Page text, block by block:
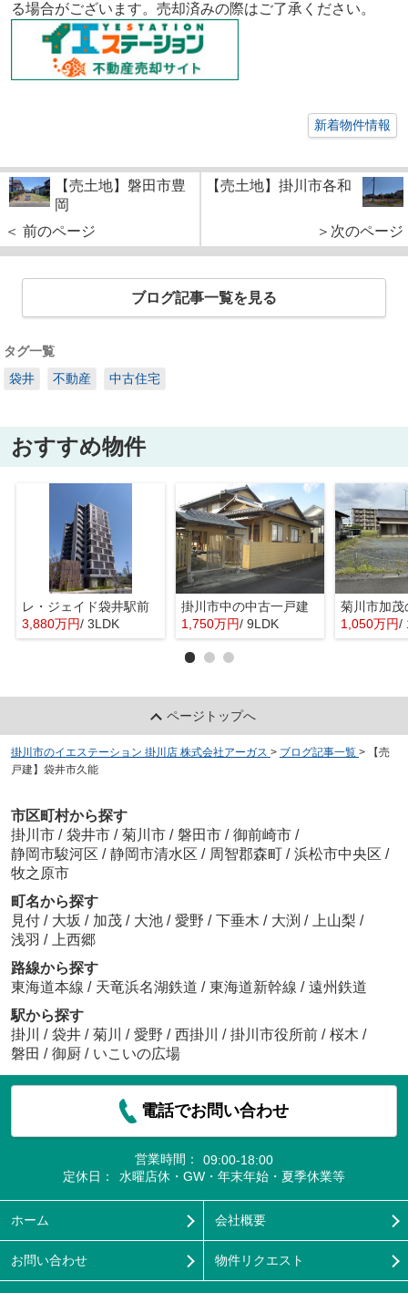
る場合がございます。売却済みの際はご了承ください。
新着物件情報
【売土地】磐田市豊
岡
＜ 前のページ
【売土地】掛川市各和
＞次のページ
ブログ記事一覧を見る
タグ一覧
袋井
不動産 中古住宅
おすすめ物件
レ・ジェイド袋井駅前
3,880万円/ 3LDK
掛川市中の中古一戸建
1,750万円/ 9LDK
菊川市加茂
1,050万円/
ページトップへ
掛川市のイエステーション 掛川店 株式会社アーガス > ブログ記事一覧 >
【売
戸建】袋井市久能
市区町村から探す
掛川市 / 袋井市 / 菊川市 / 磐田市 / 御前崎市 /
静岡市駿河区 / 静岡市清水区 / 周智郡森町 / 浜松市中央区 /
牧之原市
町名から探す
見付 / 大坂 / 加茂 / 大池 / 愛野 / 下垂木 / 大渕 / 上山梨 /
浅羽 /
上西郷
路線から探す
東海道本線 / 天竜浜名湖鉄道 / 東海道新幹線 / 遠州鉄道
駅から探す
掛川
/ 袋井 / 菊川 / 愛野 / 西掛川 / 掛川市役所前 / 桜木 /
磐田 / 御厨 / いこいの広場
電話でお問い合わせ
営業時間：
09:00-18:00
定休日：
水曜店休・GW・年末年始・夏季休業等
ホーム 会社概要
お問い合わせ 物件リクエスト